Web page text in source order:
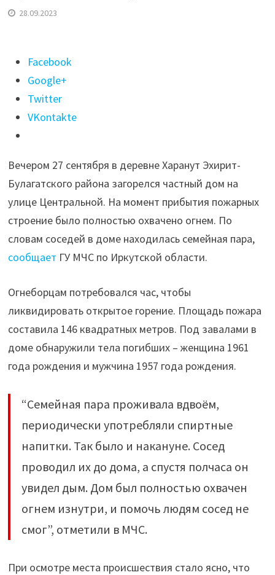
28.09.2023
Поделиться
"Семейная
пара
погибла
на
в
Эхирит-
Булагатском
районе"
Facebook
Google+
Twitter
VKontakte
Вечером 27 сентября в деревне Харанут Эхирит-
Булагатского района загорелся частный дом на
улице Центральной. На момент прибытия пожарных
строение было полностью охвачено огнем. По
словам соседей в доме находилась семейная пара,
сообщает ГУ МЧС по Иркутской области.
Огнеборцам потребовался час, чтобы
ликвидировать открытое горение. Площадь пожара
составила 146 квадратных метров. Под завалами в
доме обнаружили тела погибших – женщина 1961
года рождения и мужчина 1957 года рождения.
“Семейная пара проживала вдвоём,
периодически употребляли спиртные
напитки. Так было и накануне. Сосед
проводил их до дома, а спустя полчаса он
увидел дым. Дом был полностью охвачен
огнем изнутри, и помочь людям сосед не
смог”, отметили в МЧС.
При осмотре места происшествия стало ясно, что